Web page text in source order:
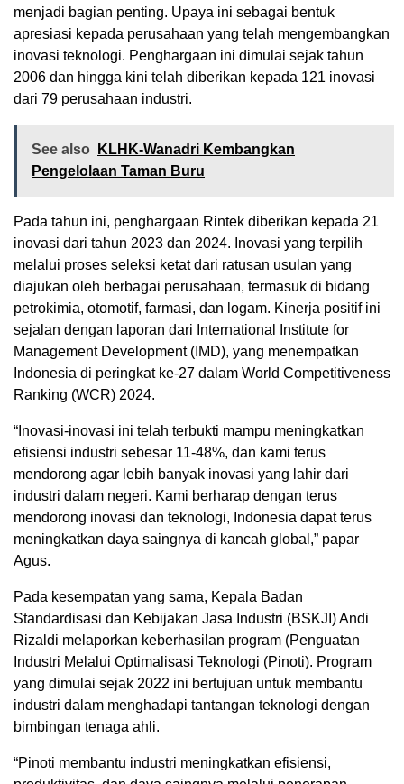
menjadi bagian penting. Upaya ini sebagai bentuk
apresiasi kepada perusahaan yang telah mengembangkan
inovasi teknologi. Penghargaan ini dimulai sejak tahun
2006 dan hingga kini telah diberikan kepada 121 inovasi
dari 79 perusahaan industri.
See also
KLHK-Wanadri Kembangkan
Pengelolaan Taman Buru
Pada tahun ini, penghargaan Rintek diberikan kepada 21
inovasi dari tahun 2023 dan 2024. Inovasi yang terpilih
melalui proses seleksi ketat dari ratusan usulan yang
diajukan oleh berbagai perusahaan, termasuk di bidang
petrokimia, otomotif, farmasi, dan logam. Kinerja positif ini
sejalan dengan laporan dari International Institute for
Management Development (IMD), yang menempatkan
Indonesia di peringkat ke-27 dalam World Competitiveness
Ranking (WCR) 2024.
“Inovasi-inovasi ini telah terbukti mampu meningkatkan
efisiensi industri sebesar 11-48%, dan kami terus
mendorong agar lebih banyak inovasi yang lahir dari
industri dalam negeri. Kami berharap dengan terus
mendorong inovasi dan teknologi, Indonesia dapat terus
meningkatkan daya saingnya di kancah global,” papar
Agus.
Pada kesempatan yang sama, Kepala Badan
Standardisasi dan Kebijakan Jasa Industri (BSKJI) Andi
Rizaldi melaporkan keberhasilan program (Penguatan
Industri Melalui Optimalisasi Teknologi (Pinoti). Program
yang dimulai sejak 2022 ini bertujuan untuk membantu
industri dalam menghadapi tantangan teknologi dengan
bimbingan tenaga ahli.
“Pinoti membantu industri meningkatkan efisiensi,